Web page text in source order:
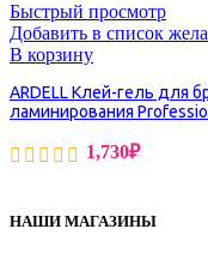
Быстрый просмотр
Добавить в список
В корзину
ARDELL Клей-гель для
ламинирования
1,730₽
НАШИ МАГАЗИНЫ